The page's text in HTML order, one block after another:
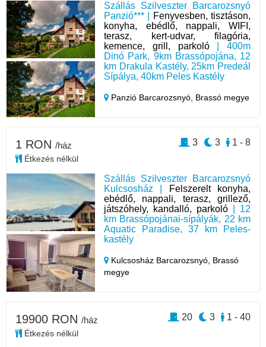
Szállás Szilveszter Barcarozsnyó
Panzió*** |
Fenyvesben, tisztáson,
konyha, ebédlő, nappali, WIFI,
terasz, kert-udvar, filagória,
kemence, grill, parkoló| 400m
Dinó Park, 9km Brassópojána, 12
km Drakula Kastély, 25km Predeál
Sípálya, 40km Peles Kastély
Panzió Barcarozsnyó, Brassó megye
Szállás Szilveszter Barcarozsnyó
Kulcsosház |
Felszerelt konyha,
ebédlő, nappali, terasz, grillező,
játszóhely, kandalló, parkoló | 12
km Brassópojánai-sípályák, 22 km
Aquatic Paradise, 37 km Peles-
kastély
Kulcsosház Barcarozsnyó, Brassó
megye
1 RON /ház
Étkezés nélkül
1 - 8
3
3
19900 RON /ház
Étkezés nélkül
1 - 40
3
20